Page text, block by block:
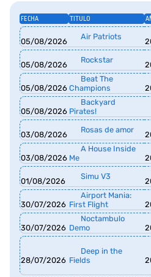
FECHA TITULO
05/08/2026
Air Patriots
05/08/2026
Rockstar
05/08/2026
Beat The
Champions
05/08/2026
Backyard
Pirates!
03/08/2026
Rosas de amor
03/08/2026
A House Inside
Me
01/08/2026
Simu V3
30/07/2026
Airport Mania:
First Flight
30/07/2026
Noctambulo
Demo
28/07/2026
Deep in the
Fields